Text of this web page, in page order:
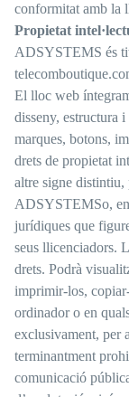
conformitat amb la
Propietat
ADSYSTEMS és
El lloc web
disseny, estructura
marques, botons,
drets de propietat
altre signe distintiu,
ADSYSTEMSo, en
jurídiques que
seus llicenciadors.
drets. Podrà
imprimir-los,
ordinador o en
exclusivament, per
terminantment
comunicació